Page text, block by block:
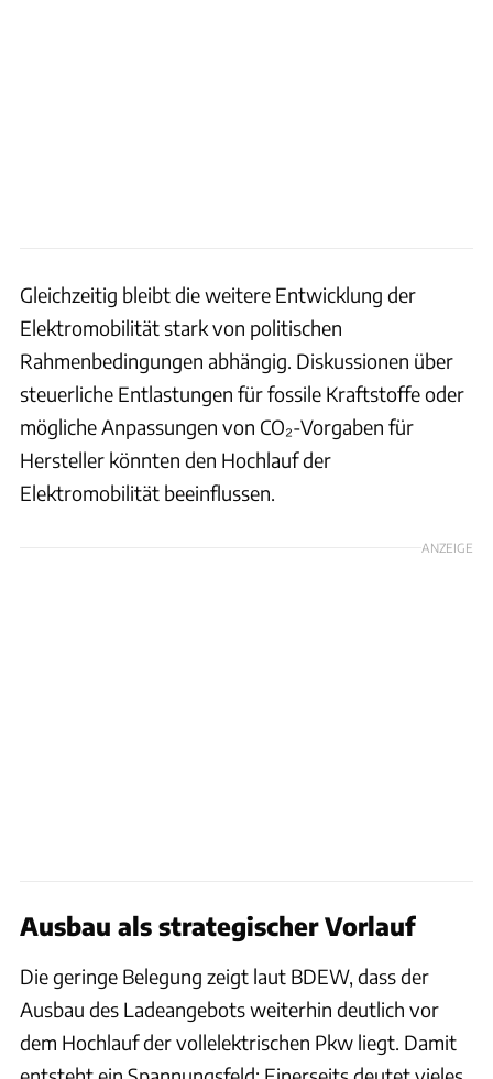
Gleichzeitig bleibt die weitere Entwicklung der
Elektromobilität stark von politischen
Rahmenbedingungen abhängig. Diskussionen über
steuerliche Entlastungen für fossile Kraftstoffe oder
mögliche Anpassungen von CO₂-Vorgaben für
Hersteller könnten den Hochlauf der
Elektromobilität beeinflussen.
ANZEIGE
Ausbau als strategischer Vorlauf
Die geringe Belegung zeigt laut BDEW, dass der
Ausbau des Ladeangebots weiterhin deutlich vor
dem Hochlauf der vollelektrischen Pkw liegt. Damit